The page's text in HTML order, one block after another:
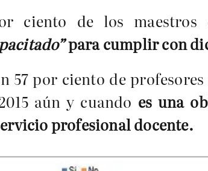
ciento de los maestros
para cumplir con
57 por ciento de
aún y cuando es una
profesional docente.